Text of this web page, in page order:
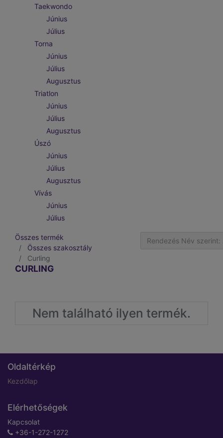
Taekwondo
Június
Július
Torna
Június
Július
Augusztus
Triatlon
Június
Július
Augusztus
Úszó
Június
Július
Augusztus
Vívás
Június
Július
Összes termék
Összes szakosztály
Curling
CURLING
Rendezés Név szerint:
Nem található ilyen termék.
Oldaltérkép
Kezdőlap
Elérhetőségek
Kapcsolat
+36-1-272-1272